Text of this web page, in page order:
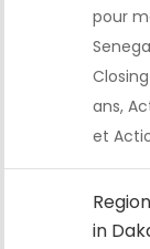
pour
ans,
et
in